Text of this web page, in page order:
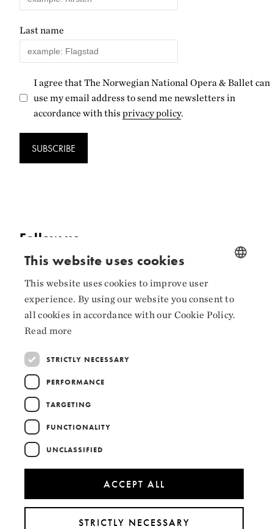
Last name
I agree that The Norwegian National Opera & Ballet can
use my email address to send me newsletters in
accordance with this privacy policy.
SUBSCRIBE
Follow us
Facebook
Instagram
LinkedIn
Collaborators
NORWEGIAN
ENGLISH
This website uses cookies
This website uses cookies to improve user
experience. By using our website you consent to
all cookies in accordance with our Cookie Policy.
Read more
STRICTLY NECESSARY
PERFORMANCE
TARGETING
FUNCTIONALITY
UNCLASSIFIED
ACCEPT ALL
STRICTLY NECESSARY